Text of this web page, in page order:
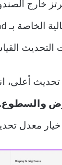
عند 60 هرتز
التحديث
أعلى،
والسطوع.
معدل